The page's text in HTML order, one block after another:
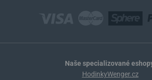
Naše specializované
HodinkyWenger.cz